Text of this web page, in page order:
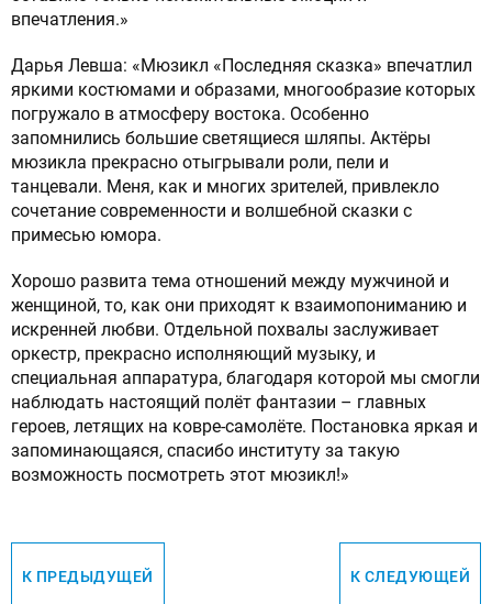
впечатления.»
Дарья Левша: «Мюзикл «Последняя сказка» впечатлил
яркими костюмами и образами, многообразие которых
погружало в атмосферу востока. Особенно
запомнились большие светящиеся шляпы. Актёры
мюзикла прекрасно отыгрывали роли, пели и
танцевали. Меня, как и многих зрителей, привлекло
сочетание современности и волшебной сказки с
примесью юмора.
Хорошо развита тема отношений между мужчиной и
женщиной, то, как они приходят к взаимопониманию и
искренней любви. Отдельной похвалы заслуживает
оркестр, прекрасно исполняющий музыку, и
специальная аппаратура, благодаря которой мы смогли
наблюдать настоящий полёт фантазии – главных
героев, летящих на ковре-самолёте. Постановка яркая и
запоминающаяся, спасибо институту за такую
возможность посмотреть этот мюзикл!»
К ПРЕДЫДУЩЕЙ К СЛЕДУЮЩЕЙ